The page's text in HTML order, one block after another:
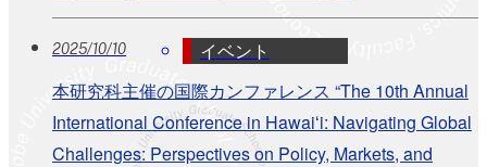
2025/10/10
イベント
本研究科主催の国際カンファレンス “The 10th Annual
International Conference in Hawaiʻi: Navigating Global
Challenges: Perspectives on Policy, Markets, and